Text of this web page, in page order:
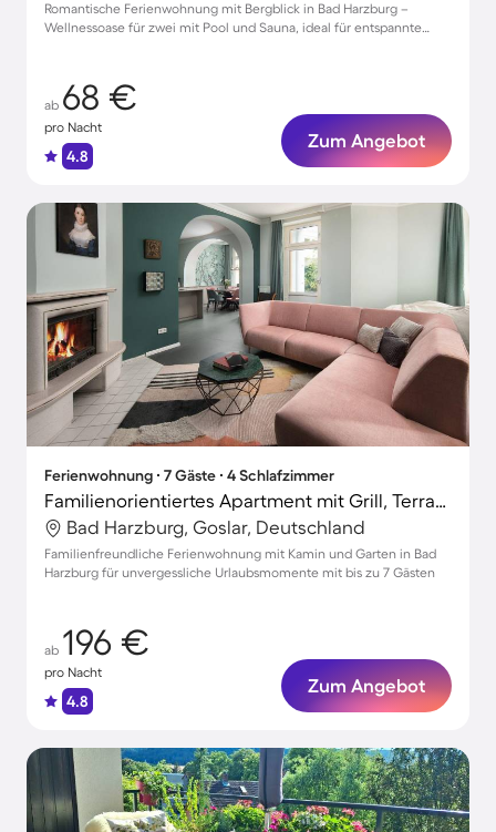
Romantische Ferienwohnung mit Bergblick in Bad Harzburg –
Wellnessoase für zwei mit Pool und Sauna, ideal für entspannte
ab 68 €
pro Nacht
4.8
Zum Angebot
Ferienwohnung ∙ 7 Gäste ∙ 4 Schlafzimmer
Familienorientiertes Apartment mit Grill, Terrasse und Garten | Haustiere erlaubt
Bad Harzburg, Goslar, Deutschland
Familienfreundliche Ferienwohnung mit Kamin und Garten in Bad
Harzburg für unvergessliche Urlaubsmomente mit bis zu 7 Gästen
ab 196 €
pro Nacht
4.8
Zum Angebot